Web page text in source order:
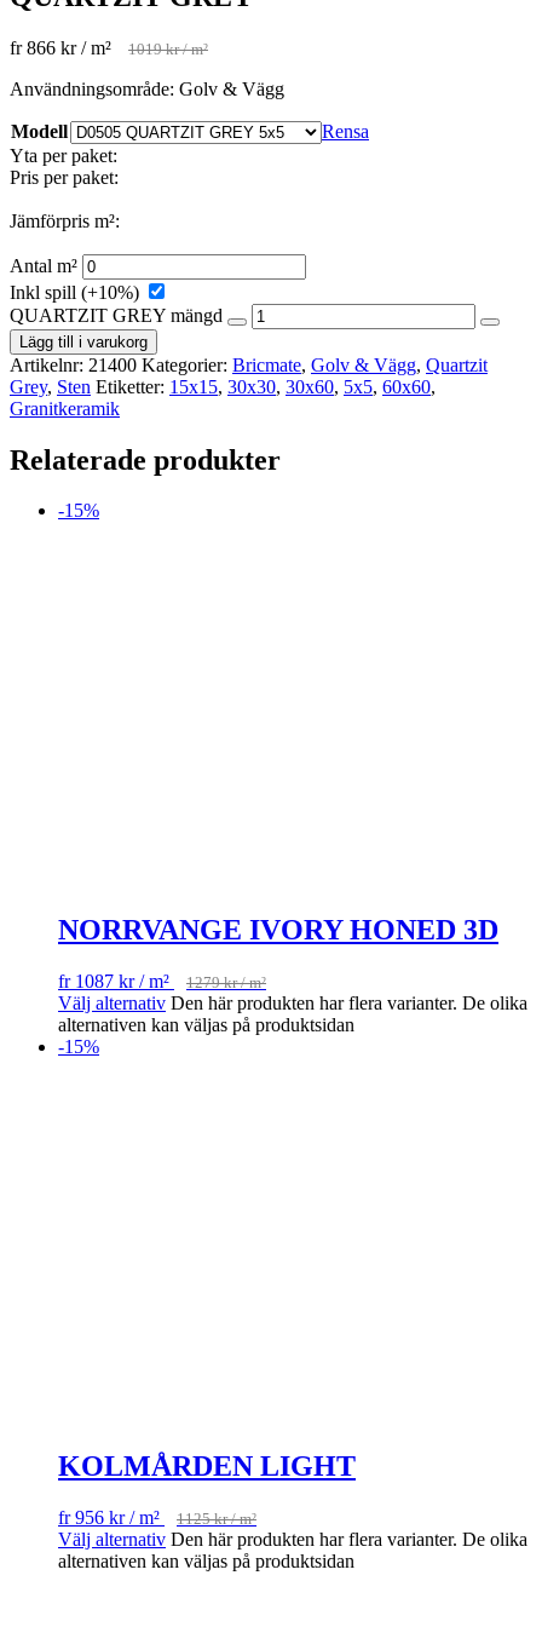
fr866 kr/ m² 1019kr/ m²
Användningsområde: Golv & Vägg
Modell
Rensa
Yta per paket:
Pris per paket:
Jämförpris m²:
Antal m²
Inkl spill (+10%)
QUARTZIT GREY mängd
Lägg till i varukorg
Artikelnr: 21400 Kategorier: Bricmate, Golv & Vägg, Quartzit
Grey, Sten Etiketter: 15x15, 30x30, 30x60, 5x5, 60x60,
Granitkeramik
Relaterade produkter
-15%
NORRVANGE IVORY HONED 3D
fr 1087 kr/ m² 1279kr/ m²
Välj alternativ Den här produkten har flera varianter. De olika
alternativen kan väljas på produktsidan
-15%
KOLMÅRDEN LIGHT
fr956 kr/ m² 1125kr/ m²
Välj alternativ Den här produkten har flera varianter. De olika
alternativen kan väljas på produktsidan